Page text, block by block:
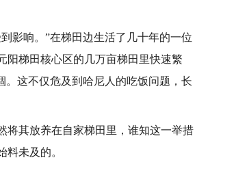
响。”在梯田边生活了几十年的一位
阳梯田核心区的几万亩梯田里快速繁
。这不仅危及到哈尼人的吃饭问题，长
其放养在自家梯田里，谁知这一举措
未及的。